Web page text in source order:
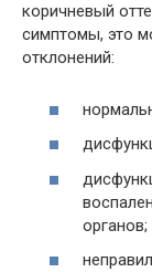
коричневый
симптомы, это
отклонений:
органов;